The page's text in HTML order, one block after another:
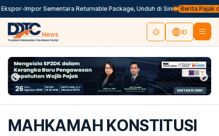
Impor Sementara Returnable Package, Unduh di Sini Berita Pajak
ID
MAHKAMAH KONSTITUSI